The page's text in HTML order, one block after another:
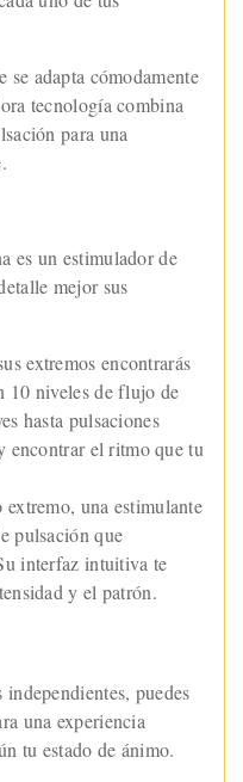
se adapta cómodamente
tecnología combina
para una
es un estimulador de
mejor sus
extremos encontrarás
10 niveles de flujo de
hasta pulsaciones
encontrar el ritmo que tu
una estimulante
pulsación que
interfaz intuitiva te
y el patrón.
puedes
una experiencia
tu estado de ánimo.